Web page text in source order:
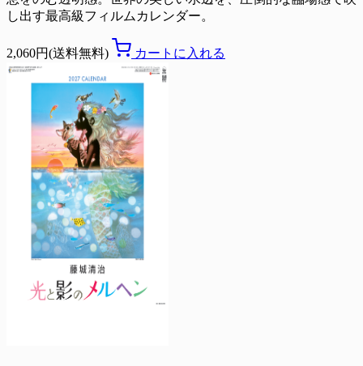
し出す最高級フィルムカレンダー。
2,060円(送料無料) カートに入れる